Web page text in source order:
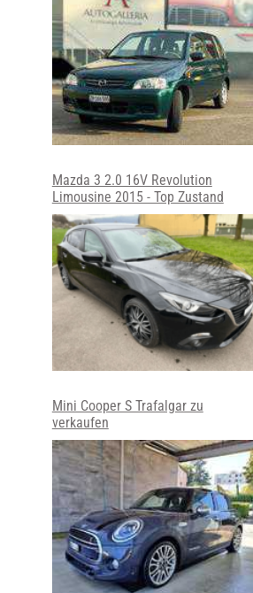
Mazda 3 2.0 16V Revolution
Limousine 2015 - Top Zustand
Mini Cooper S Trafalgar zu
verkaufen